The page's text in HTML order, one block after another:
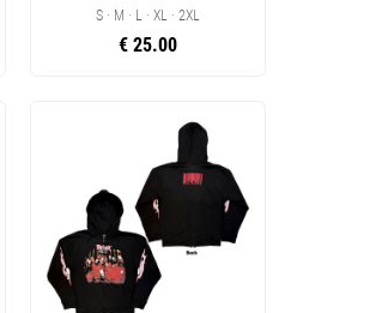
S · M · L · XL · 2XL
€ 25.00